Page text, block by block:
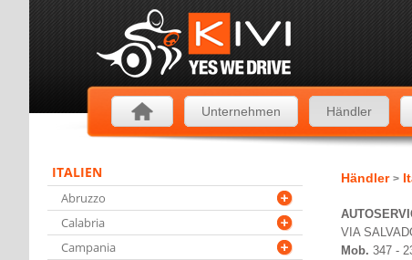
Unternehmen Händler
ITALIEN
Abruzzo
Calabria
Campania
Händler >
VIA
Mob. 347 -